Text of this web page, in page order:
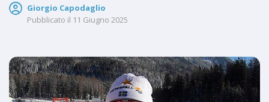
Giorgio Capodaglio
Pubblicato il 11 Giugno 2025